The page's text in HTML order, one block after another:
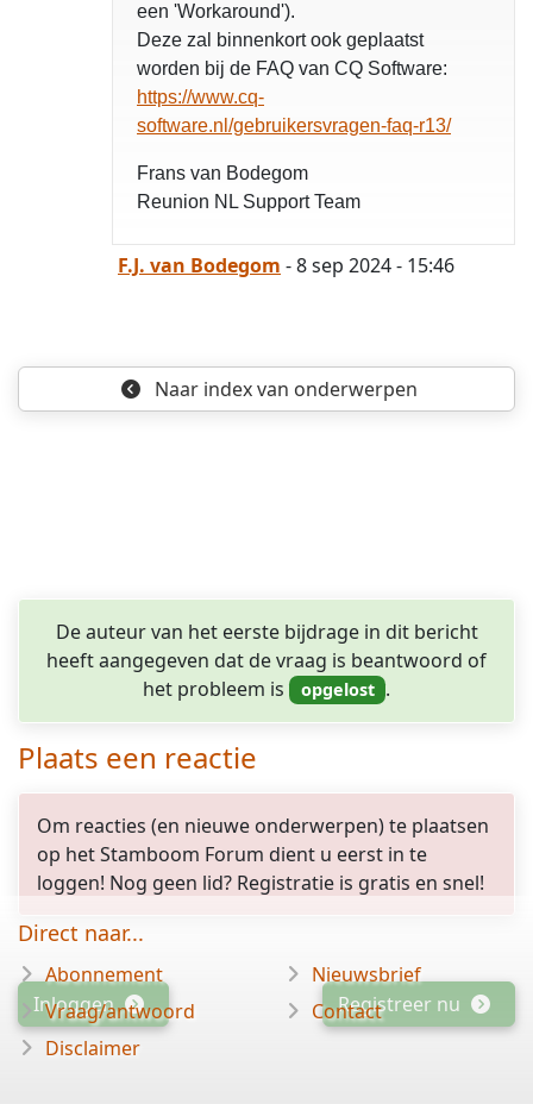
een 'Workaround').
Deze zal binnenkort ook geplaatst
worden bij de FAQ van CQ Software:
https://www.cq-
software.nl/gebruikersvragen-faq-r13/
Frans van Bodegom
Reunion NL Support Team
F.J. van Bodegom - 8 sep 2024 - 15:46
Naar indexvan onderwerpen
De auteur van het eerste bijdrage in dit bericht
heeft aangegeven dat de vraag is beantwoord of
het probleem is
.
Plaats een reactie
Om reacties (en nieuwe onderwerpen) te plaatsen
op het Stamboom Forum dient u eerst in te
loggen! Nog geen lid? Registratie is gratis en snel!
Inloggen Registreer nu
Direct naar...
Abonnement
Vraag/antwoord
Disclaimer
Nieuwsbrief
Contact